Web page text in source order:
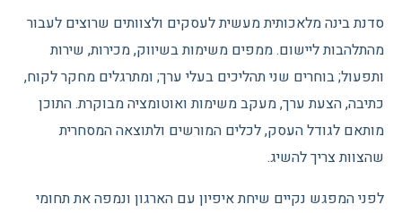
סדנת בינה מלאכותית מעשית לעסקים ולצוותים שרוצים לעבור
מהתלהבות ליישום. ממפים משימות בשיווק, מכירות, שירות
ותפעול; בוחרים שני תהליכים בעלי ערך; ומתרגלים מחקר לקוח,
כתיבה, הצעת ערך, מעקב משימות ואוטומציה מבוקרת. התוכן
מותאם לגודל העסק, לכלים המורשים ולתוצאה המסחרית
שהצוות צריך להשיג.
לפני המפגש נקיים שיחת איפיון עם הארגון ונמפה את תחומי